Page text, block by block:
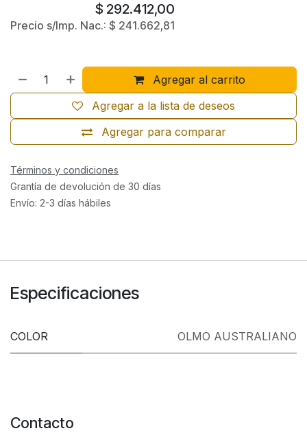
$ 292.412,00
Precio s/Imp. Nac.: $ 241.662,81
Agregar al carrito
Agregar para comparar
Agregar a la lista de deseos
Términos y condiciones
Grantía de devolución de 30 días
Envío: 2-3 días hábiles
Especificaciones
COLOR OLMO AUSTRALIANO
Contacto